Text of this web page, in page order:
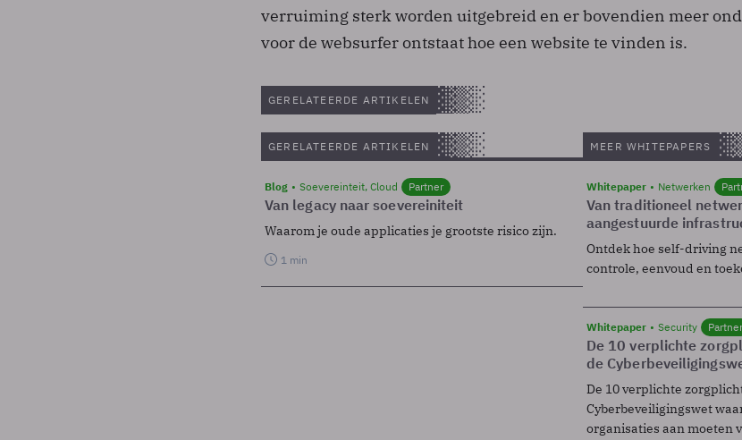
verruiming sterk worden uitgebreid en er bovendien meer
voor de websurfer ontstaat hoe een website te vinden is.
GERELATEERDE ARTIKELEN
GERELATEERDE ARTIKELEN
Blog Soevereinteit, Cloud Partner
Van legacy naar soevereiniteit
Waarom je oude applicaties je grootste risico zijn.
1 min
MEER WHITEPAPERS
Whitepaper Netwerken
Van traditioneel
aangestuurde
Ontdek hoe self-driving
controle, eenvoud en
Whitepaper Security Partner
De 10 verplichte
de
De 10 verplichte
Cyberbeveiligingswet
organisaties aan moeten